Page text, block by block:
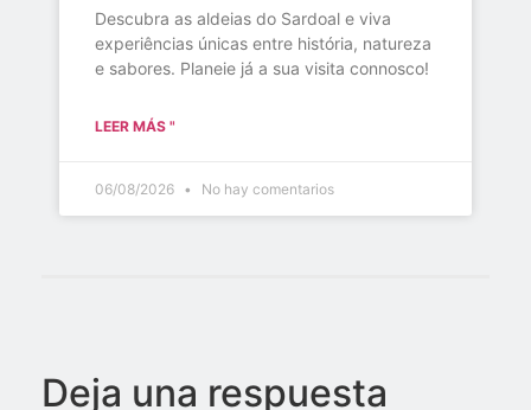
Descubra as aldeias do Sardoal e viva
experiências únicas entre história, natureza
e sabores. Planeie já a sua visita connosco!
LEER MÁS "
06/08/2026 No hay comentarios
Deja una respuesta